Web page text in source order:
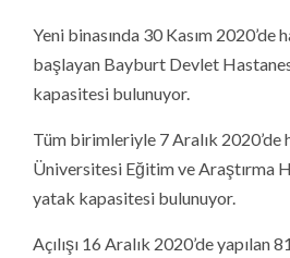
Yeni binasında 30 Kasım 2020’de
başlayan Bayburt Devlet
kapasitesi bulunuyor.
Tüm birimleriyle 7 Aralık 2020’de
Üniversitesi Eğitim ve Araştırma
yatak kapasitesi bulunuyor.
Açılışı 16 Aralık 2020’de